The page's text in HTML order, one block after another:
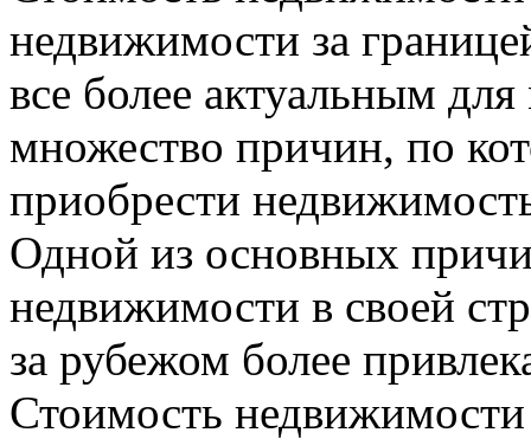
недвижимости за
все более актуальным
множество причин, по
приобрести
Одной из основных
недвижимости в своей
за рубежом более
Стоимость